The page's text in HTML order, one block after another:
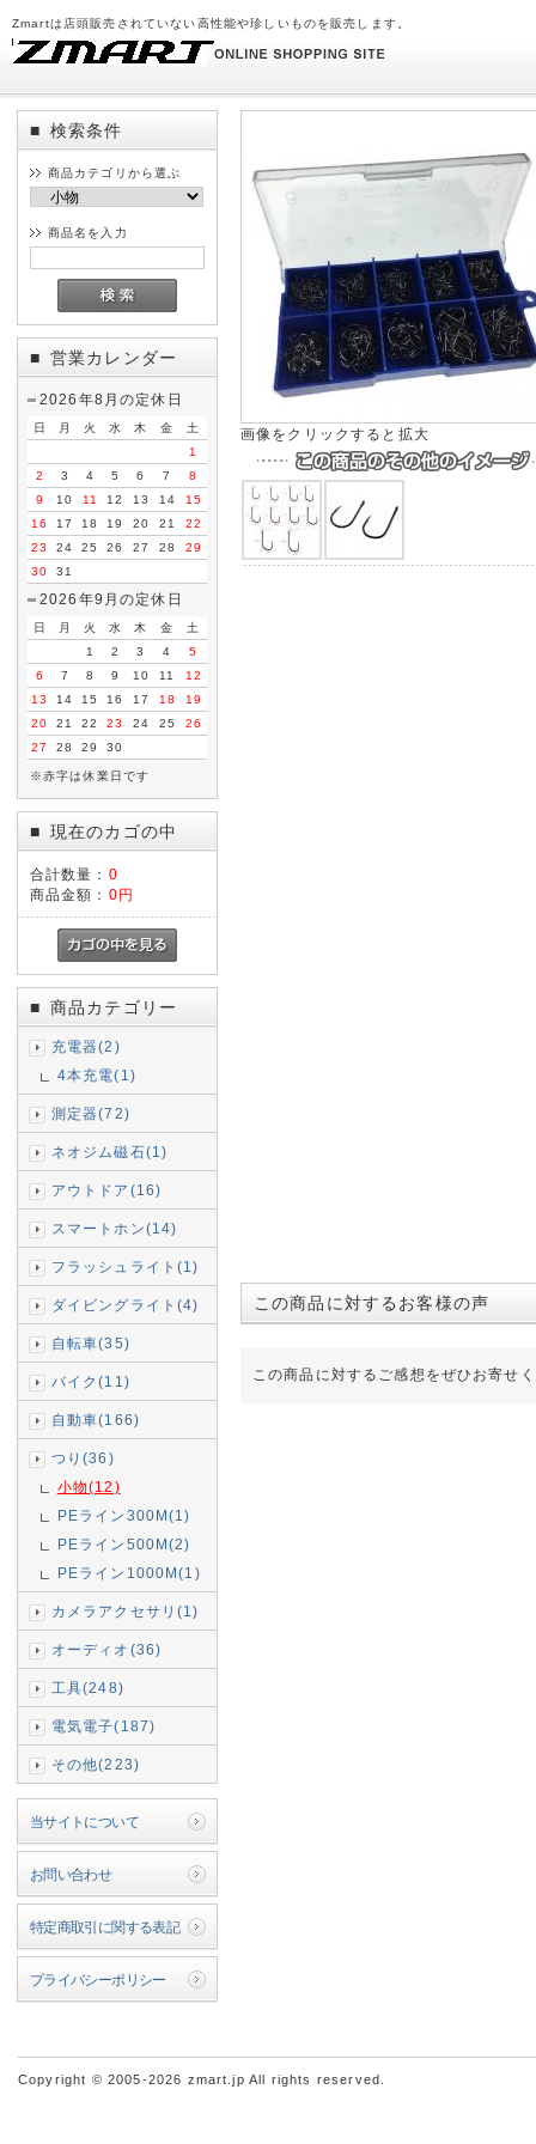
Zmartは店頭販売されていない高性能や珍しいものを販売します。
■ 検索条件
商品カテゴリから選ぶ
商品名を入力
■ 営業カレンダー
2026年8月の定休日
日 月 火 水 木 金
土
1
2
3 4 5 6 7
8
9
10 11 12 13 14
15
16
17 18 19 20 21
22
23
24 25 26 27 28
29
30
31
2026年9月の定休日
日 月 火 水 木 金
土
1
2 3 4
5
6
7 8 9 10 11
12
13
14 15 16 17 18
19
20
21 22 23 24 25
26
27
28 29 30
※赤字は休業日です
■ 現在のカゴの中
合計数量： 0
商品金額： 0円
■ 商品カテゴリー
充電器(2)
4本充電(1)
測定器(72)
ネオジム磁石(1)
アウトドア(16)
スマートホン(14)
フラッシュライト(1)
ダイビングライト(4)
自転車(35)
バイク(11)
自動車(166)
つり(36)
小物(12)
PEライン300M(1)
PEライン500M(2)
PEライン1000M(1)
カメラアクセサリ(1)
オーディオ(36)
工具(248)
電気電子(187)
その他(223)
当サイトについて
お問い合わせ
特定商取引に関する表記
プライバシーポリシー
画像をクリックすると拡大
この商品に対するお客様の声
この商品に対するご感想をぜひお寄せ
Copyright © 2005-2026 zmart.jp All rights reserved.